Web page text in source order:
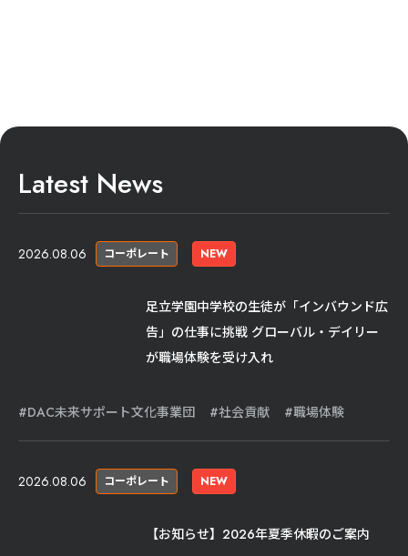
Latest News
NEW
コーポレート
2026.08.06
足立学園中学校の生徒が「インバウンド広
告」の仕事に挑戦 グローバル・デイリー
が職場体験を受け入れ
DAC未来サポート文化事業団 社会貢献 職場体験
NEW
コーポレート
2026.08.06
【お知らせ】2026年夏季休暇のご案内